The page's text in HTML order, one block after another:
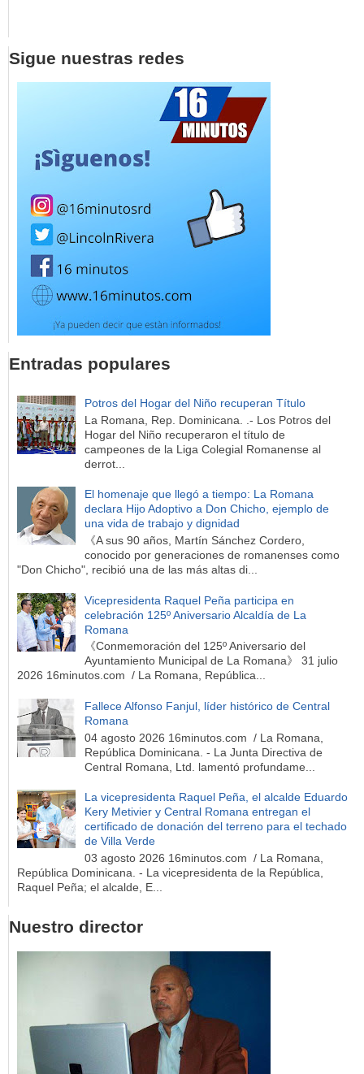
Sigue nuestras redes
Entradas populares
Potros del Hogar del Niño recuperan Título
La Romana, Rep. Dominicana. .- Los Potros del
Hogar del Niño recuperaron el título de
campeones de la Liga Colegial Romanense al
derrot...
El homenaje que llegó a tiempo: La Romana
declara Hijo Adoptivo a Don Chicho, ejemplo de
una vida de trabajo y dignidad
《A sus 90 años, Martín Sánchez Cordero,
conocido por generaciones de romanenses como
"Don Chicho", recibió una de las más altas di...
Vicepresidenta Raquel Peña participa en
celebración 125º Aniversario Alcaldía de La
Romana
《Conmemoración del 125º Aniversario del
Ayuntamiento Municipal de La Romana》 31 julio
2026 16minutos.com / La Romana, República...
Fallece Alfonso Fanjul, líder histórico de Central
Romana
04 agosto 2026 16minutos.com / La Romana,
República Dominicana. - La Junta Directiva de
Central Romana, Ltd. lamentó profundame...
La vicepresidenta Raquel Peña, el alcalde Eduardo
Kery Metivier y Central Romana entregan el
certificado de donación del terreno para el techado
de Villa Verde
03 agosto 2026 16minutos.com / La Romana,
República Dominicana. - La vicepresidenta de la República,
Raquel Peña; el alcalde, E...
Nuestro director